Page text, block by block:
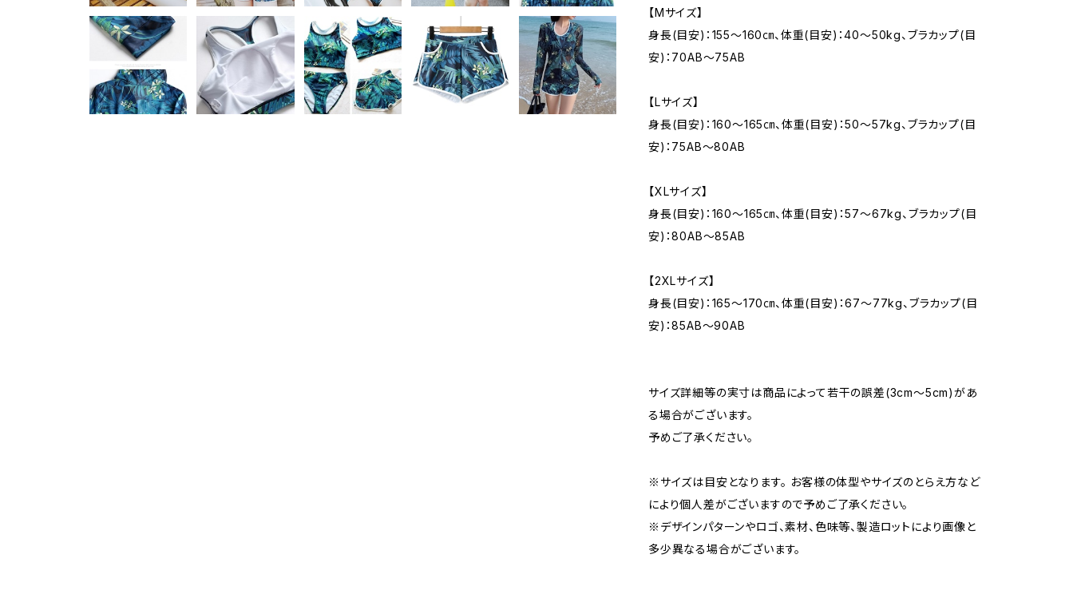
【Mサイズ】
身長(目安)：155〜160㎝、体重(目安)：40〜50kg、ブラカップ(目
安)：70AB〜75AB
【Lサイズ】
身長(目安)：160〜165㎝、体重(目安)：50〜57kg、ブラカップ(目
安)：75AB〜80AB
【XLサイズ】
身長(目安)：160〜165㎝、体重(目安)：57〜67kg、ブラカップ(目
安)：80AB〜85AB
【2XLサイズ】
身長(目安)：165〜170㎝、体重(目安)：67〜77kg、ブラカップ(目
安)：85AB〜90AB
サイズ詳細等の実寸は商品によって若干の誤差(3cm〜5cm)があ
る場合がございます。
予めご了承ください。
※サイズは目安となります。 お客様の体型やサイズのとらえ方など
により個人差がございますので予めご了承ください。
※デザインパターンやロゴ、素材、色味等、製造ロットにより画像と
多少異なる場合がございます。